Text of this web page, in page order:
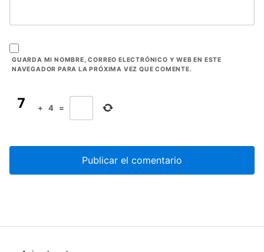
GUARDA MI NOMBRE, CORREO ELECTRÓNICO Y WEB EN ESTE
NAVEGADOR PARA LA PRÓXIMA VEZ QUE COMENTE.
+ 4 =